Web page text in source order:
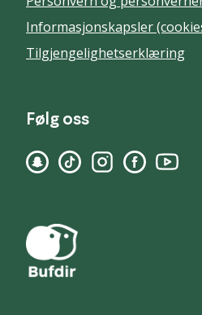
Informasjonskapsler
Tilgjengelighetserklæring
Følg oss